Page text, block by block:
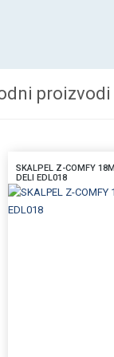
proizvodi
SKALPEL Z-COMFY
DELI EDL018